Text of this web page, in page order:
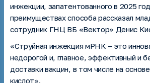
инжекции, запатентованного в 2025
преимуществах способа рассказал
сотрудник ГНЦ ВБ «Вектор» Денис
«Струйная инжекция мРНК – это
недорогой и, главное, эффективный и
доставки вакцин, в том числе на
кислот».